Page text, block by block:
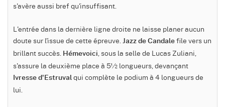
s'avère aussi bref qu'insuffisant.
L'entrée dans la dernière ligne droite ne laisse planer aucun
doute sur l'issue de cette épreuve. Jazz de Candale file vers un
brillant succès. Hémevoici, sous la selle de Lucas Zuliani,
s'assure la deuxième place à 5½ longueurs, devançant
Ivresse d'Estruval qui complète le podium à 4 longueurs de
lui.